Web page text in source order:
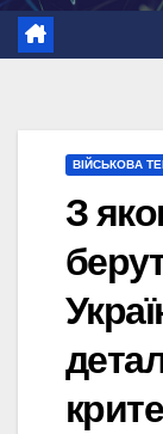
ВІЙСЬКОВА
З